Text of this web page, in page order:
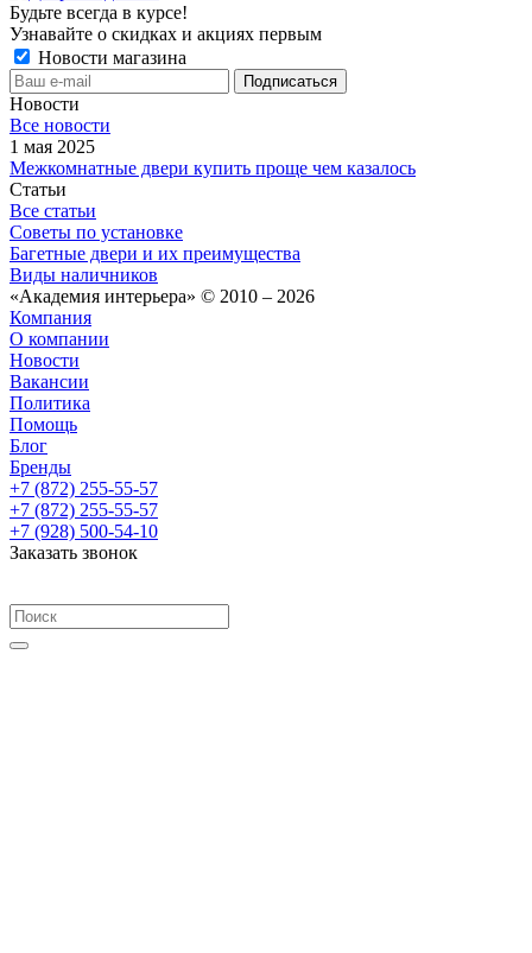
Будьте всегда в курсе!
Узнавайте о скидках и акциях первым
Новости магазина
Новости
Все новости
1 мая 2025
Межкомнатные двери купить проще чем казалось
Статьи
Все статьи
Советы по установке
Багетные двери и их преимущества
Виды наличников
«Академия интерьера» © 2010 – 2026
Компания
О компании
Новости
Вакансии
Политика
Помощь
Блог
Бренды
+7 (872) 255-55-57
+7 (872) 255-55-57
+7 (928) 500-54-10
Заказать звонок